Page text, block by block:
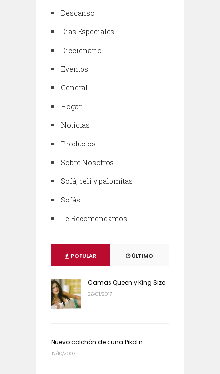
Descanso
Días Especiales
Diccionario
Eventos
General
Hogar
Noticias
Productos
Sobre Nosotros
Sofá, peli y palomitas
Sofás
Te Recomendamos
POPULAR ÚLTIMO
Camas Queen y King Size
26/01/2017
Nuevo colchón de cuna Pikolin
17/10/2007